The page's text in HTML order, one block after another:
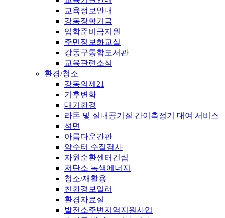
교육정보안내
강동장학기금
입학준비금지원
주민정보화교실
강동구통합도서관
교육관련소식
환경/청소
강동의제21
기후변화
대기환경
라돈 및 실내공기질 간이측정기 대여 서비스
석면
아름다운간판
약수터 수질검사
자원순환센터건립
저탄소 녹색에너지
청소/재활용
친환경보일러
환경자료실
발전소주변지역지원사업